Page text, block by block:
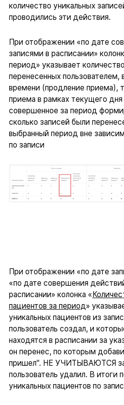
количество уникальных
проводились эти действия.
При отображении «по дате
записями в расписании»
период» указывает
перенесенных пользователем,
времени (продление приема),
приема в рамках текущего
совершенное за период
сколько записей были
выбранный период вне
по записи
При отображении «по дате
«по дате совершения
расписании» колонка «
пациентов за период»
уникальных пациентов из
пользователь создал, и
находятся в расписании за
он перенес, по которым
пришел". НЕ УЧИТЫВАЮТСЯ
пользователь удалил. В итоги
уникальных пациентов по